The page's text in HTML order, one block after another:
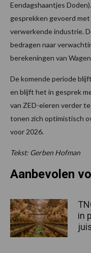
Eendagshaantjes
gesprekken gevoerd
verwerkende industrie.
bedragen naar
berekeningen van
De komende periode
en blijft het in gesprek
van ZED-eieren verder
tonen zich optimistisch
voor 2026.
Tekst: Gerben Hofman
Aanbevolen
in